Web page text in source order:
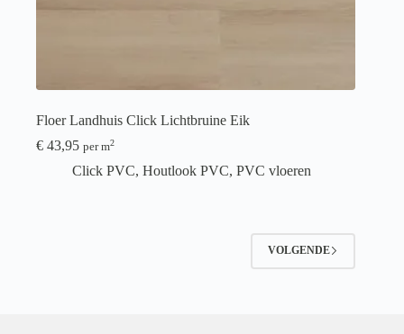
Floer Landhuis Click Lichtbruine Eik
€ 43,95 per m2
Click PVC, Houtlook PVC, PVC vloeren
VOLGENDE